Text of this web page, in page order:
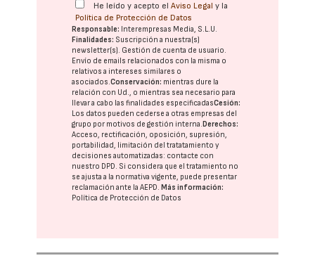
He leído y acepto elAviso Legal y la
Política de Protección de Datos
Responsable: Interempresas Media, S.L.U.
Finalidades: Suscripción a nuestra(s)
newsletter(s). Gestión de cuenta de usuario.
Envío de emails relacionados con la misma o
relativos a intereses similares o
asociados.Conservación: mientras dure la
relación con Ud., o mientras sea necesario para
llevar a cabo las finalidades especificadasCesión:
Los datos pueden cederse a otras empresas del
grupo por motivos de gestión interna. Derechos:
Acceso, rectificación, oposición, supresión,
portabilidad, limitación del tratatamiento y
decisiones automatizadas: contacte con
nuestro DPD. Si considera que el tratamiento no
se ajusta a la normativa vigente, puede presentar
reclamación ante laAEPD. Más información:
Política de Protección de Datos